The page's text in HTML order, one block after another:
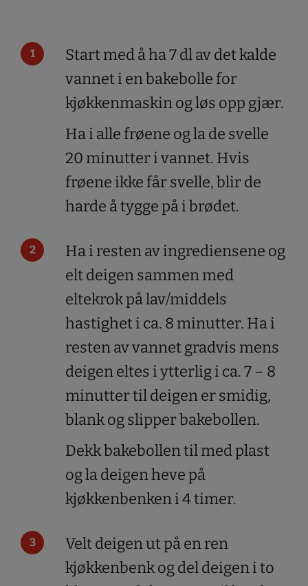
Start med å ha 7 dl av det kalde
vannet i en bakebolle for
kjøkkenmaskin og løs opp gjær.
Ha i alle frøene og la de svelle
20 minutter i vannet. Hvis
frøene ikke får svelle, blir de
harde å tygge på i brødet.
Ha i resten av ingrediensene og
elt deigen sammen med
eltekrok på lav/middels
hastighet i ca. 8 minutter. Ha i
resten av vannet gradvis mens
deigen eltes i ytterlig i ca. 7 – 8
minutter til deigen er smidig,
blank og slipper bakebollen.
Dekk bakebollen til med plast
og la deigen heve på
kjøkkenbenken i 4 timer.
Velt deigen ut på en ren
kjøkkenbenk og del deigen i to